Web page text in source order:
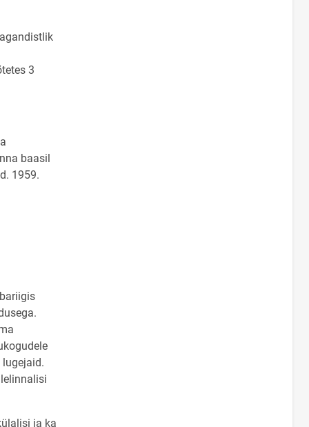
3
baasil
1959.
ja ka